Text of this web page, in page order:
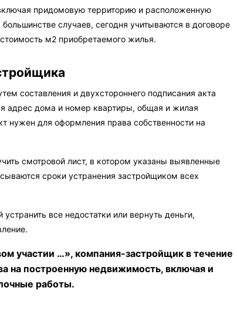
придомовую территорию и расположенную
случаев, сегодня учитываются в договоре
м2 приобретаемого жилья.
составления и двухстороннего подписания акта
адрес дома и номер квартиры, общая и жилая
нужен для оформления права собственности на
смотровой лист, в котором указаны выявленные
сроки устранения застройщиком всех
все недостатки или вернуть деньги,
участии …», компания-застройщик в течение
на построенную недвижимость, включая и
работы.